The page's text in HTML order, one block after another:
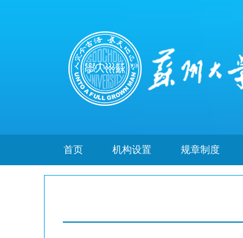
首页 机构设置 规章制度